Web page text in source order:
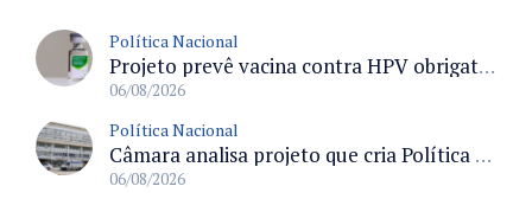
Política Nacional
Projeto prevê vacina contra HPV obrigatória e testes moleculares para rastreamento do câncer do colo do útero
06/08/2026
Política Nacional
Câmara analisa projeto que cria Política Nacional de Qualificação e Valorização da Preceptoria na Residência Médica
06/08/2026